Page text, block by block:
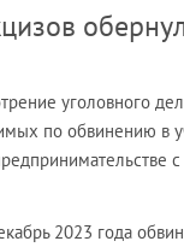
уголовного
по обвинению в
с
2023 года